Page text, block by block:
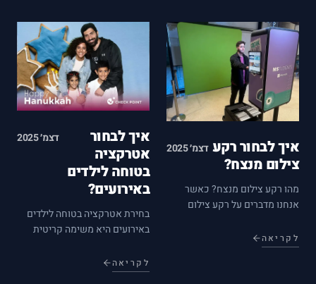
אטרקציות נכונה יכולה להיות
ההבדל בין…
איך לבחור רקע
צילום מנצח?
דצמ׳ 2025
מהו רקע צילום מנצח? כאשר
אנחנו מדברים על רקע צילום
שמוסיף ערך לתמונה ומדגיש את
הנושא המרכזי בה. בחירת רקע
לקריאה
איך לבחור
אטרקציה
בטוחה לילדים
באירועים?
דצמ׳ 2025
בחירת אטרקציה בטוחה לילדים
באירועים היא משימה קריטית
מתכננים אירוע הכולל השתתפות
של ילדים, חשוב לשים דגש על
לקריאה